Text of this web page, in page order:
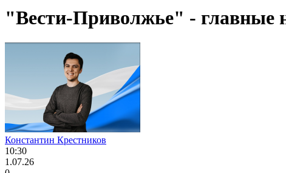
"Вести-Приволжье" - главные
Константин Крестников
10:30
1.07.26